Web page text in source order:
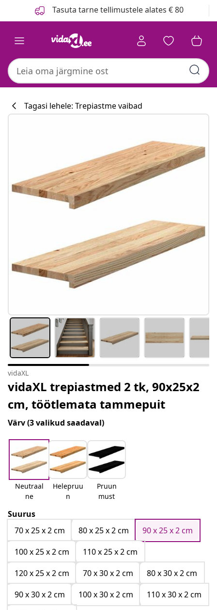
Tasuta tarne tellimustele alates € 80
#sharemevidaxl
Tagasi lehele: Trepiastme vaibad
vidaXL
vidaXL trepiastmed 2 tk, 90x25x2
cm, töötlemata tammepuit
Värv(3 valikud saadaval)
Neutraal
ne
Helepruu
n
Pruun
must
Suurus
70 x 25 x 2 cm
80 x 25 x 2 cm
90 x 25 x 2 cm
100 x 25 x 2 cm
110 x 25 x 2 cm
120 x 25 x 2 cm
70 x 30 x 2 cm
80 x 30 x 2 cm
90 x 30 x 2 cm
100 x 30 x 2 cm
110 x 30 x 2 cm